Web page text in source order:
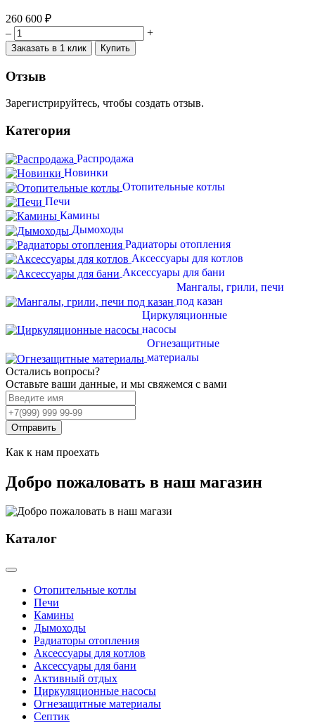
260 600 ₽
–
+
Заказать в 1 клик Купить
Отзыв
Зарегистрируйтесь, чтобы создать отзыв.
Категория
Распродажа
Новинки
Отопительные котлы
Печи
Камины
Дымоходы
Радиаторы отопления
Аксессуары для котлов
Аксессуары для бани
Мангалы, грили, печи
под казан
Циркуляционные
насосы
Огнезащитные
материалы
Остались вопросы?
Оставьте ваши данные, и мы свяжемся с вами
Отправить
Как к нам проехать
Добро пожаловать в наш магазин
Каталог
Отопительные котлы
Печи
Камины
Дымоходы
Радиаторы отопления
Аксессуары для котлов
Аксессуары для бани
Активный отдых
Циркуляционные насосы
Огнезащитные материалы
Септик